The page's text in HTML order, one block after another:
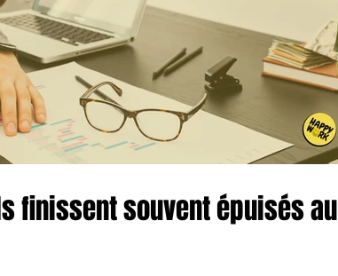
finissent souvent épuisés au